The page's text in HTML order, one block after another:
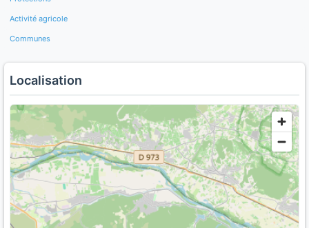
Activité agricole
Communes
Localisation